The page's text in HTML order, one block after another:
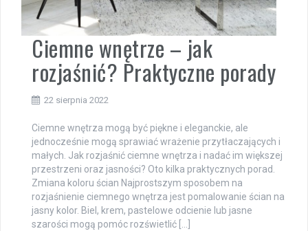
Ciemne wnętrze – jak
rozjaśnić? Praktyczne porady
22 sierpnia 2022
Ciemne wnętrza mogą być piękne i eleganckie, ale
jednocześnie mogą sprawiać wrażenie przytłaczających i
małych. Jak rozjaśnić ciemne wnętrza i nadać im większej
przestrzeni oraz jasności? Oto kilka praktycznych porad.
Zmiana koloru ścian Najprostszym sposobem na
rozjaśnienie ciemnego wnętrza jest pomalowanie ścian na
jasny kolor. Biel, krem, pastelowe odcienie lub jasne
szarości mogą pomóc rozświetlić […]